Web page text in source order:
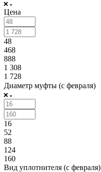
Цена
48
468
888
1 308
1 728
Диаметр муфты (с февраля)
16
52
88
124
160
Вид уплотнителя (с февраля)